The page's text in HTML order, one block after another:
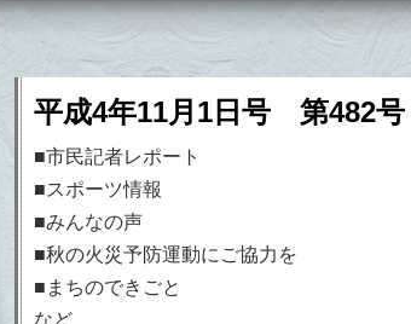
平成4年11月1日号 第482号
■市民記者レポート
■スポーツ情報
■みんなの声
■秋の火災予防運動にご協力を
■まちのできごと
など